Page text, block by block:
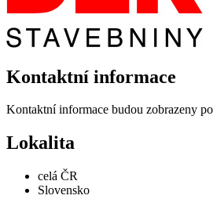
Kontaktní informace
Kontaktní informace budou zobrazeny po
Lokalita
celá ČR
Slovensko